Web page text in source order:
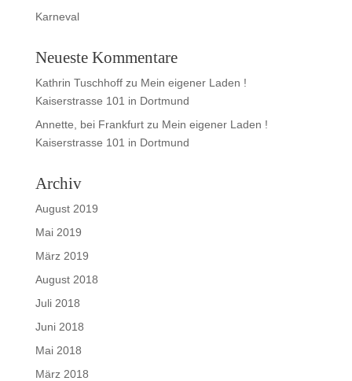
Karneval
Neueste Kommentare
Kathrin Tuschhoffzu Mein eigener Laden !
Kaiserstrasse 101 in Dortmund
Annette, bei Frankfurtzu Mein eigener Laden !
Kaiserstrasse 101 in Dortmund
Archiv
August 2019
Mai 2019
März 2019
August 2018
Juli 2018
Juni 2018
Mai 2018
März 2018